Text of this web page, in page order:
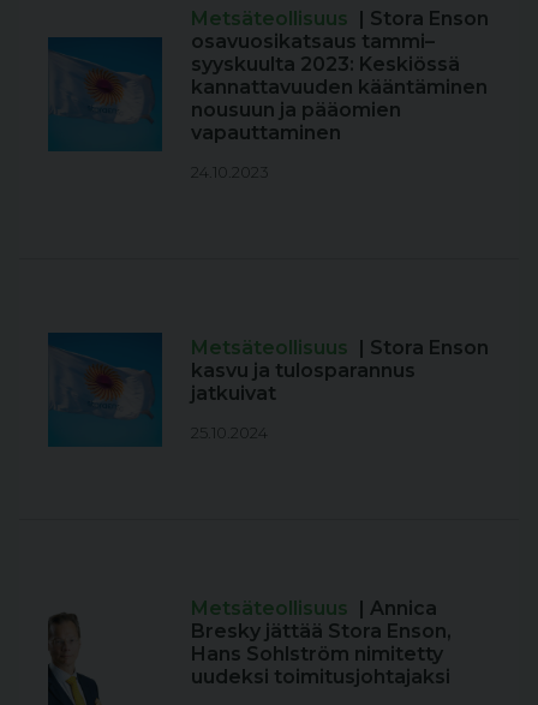
Metsäteollisuus | Stora Enson
osavuosikatsaus tammi–
syyskuulta 2023: Keskiössä
kannattavuuden kääntäminen
nousuun ja pääomien
vapauttaminen
24.10.2023
Metsäteollisuus | Stora Enson
kasvu ja tulosparannus
jatkuivat
25.10.2024
Metsäteollisuus | Annica
Bresky jättää Stora Enson,
Hans Sohlström nimitetty
uudeksi toimitusjohtajaksi